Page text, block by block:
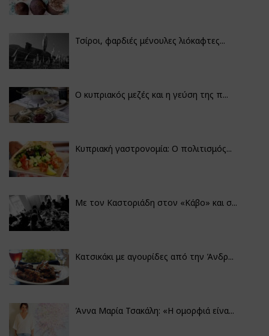
Τσίροι, φαρδιές μένουλες λιόκαφτες...
Ο κυπριακός μεζές και η γεύση της π...
Κυπριακή γαστρονομία: Ο πολιτισμός...
Με τον Καστοριάδη στον «Κάβο» και σ...
Κατσικάκι με αγουρίδες από την Άνδρ...
Άννα Μαρία Τσακάλη: «Η ομορφιά είνα...